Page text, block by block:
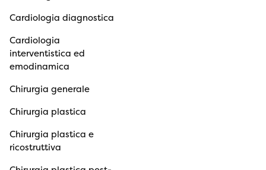
Cardiologia diagnostica
Cardiologia
interventistica ed
emodinamica
Chirurgia generale
Chirurgia plastica
Chirurgia plastica e
ricostruttiva